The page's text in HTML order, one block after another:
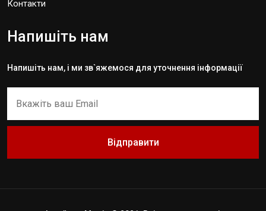
Контакти
Напишіть нам
Напишіть нам, і ми зв`яжемося для уточнення інформації
Відправити